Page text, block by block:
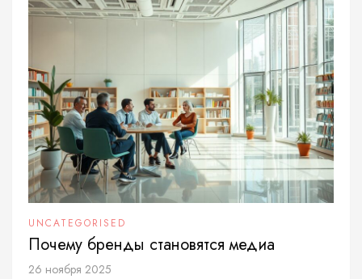
UNCATEGORISED
Почему бренды становятся медиа
26 ноября 2025